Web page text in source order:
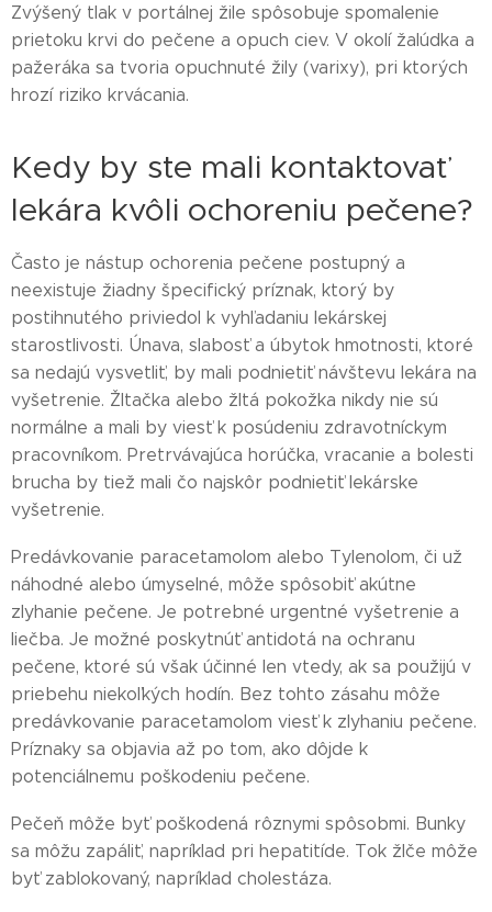
Zvýšený tlak v portálnej žile spôsobuje spomalenie
prietoku krvi do pečene a opuch ciev. V okolí žalúdka a
pažeráka sa tvoria opuchnuté žily (varixy), pri ktorých
hrozí riziko krvácania.
Kedy by ste mali kontaktovať
lekára kvôli ochoreniu pečene?
Často je nástup ochorenia pečene postupný a
neexistuje žiadny špecifický príznak, ktorý by
postihnutého priviedol k vyhľadaniu lekárskej
starostlivosti. Únava, slabosť a úbytok hmotnosti, ktoré
sa nedajú vysvetliť, by mali podnietiť návštevu lekára na
vyšetrenie. Žltačka alebo žltá pokožka nikdy nie sú
normálne a mali by viesť k posúdeniu zdravotníckym
pracovníkom. Pretrvávajúca horúčka, vracanie a bolesti
brucha by tiež mali čo najskôr podnietiť lekárske
vyšetrenie.
Predávkovanie paracetamolom alebo Tylenolom, či už
náhodné alebo úmyselné, môže spôsobiť akútne
zlyhanie pečene. Je potrebné urgentné vyšetrenie a
liečba. Je možné poskytnúť antidotá na ochranu
pečene, ktoré sú však účinné len vtedy, ak sa použijú v
priebehu niekoľkých hodín. Bez tohto zásahu môže
predávkovanie paracetamolom viesť k zlyhaniu pečene.
Príznaky sa objavia až po tom, ako dôjde k
potenciálnemu poškodeniu pečene.
Pečeň môže byť poškodená rôznymi spôsobmi. Bunky
sa môžu zapáliť, napríklad pri hepatitíde. Tok žlče môže
byť zablokovaný, napríklad cholestáza.